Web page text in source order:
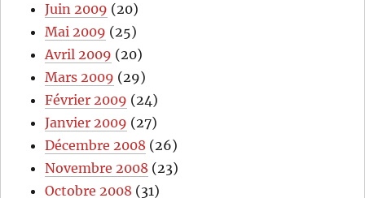
Juin 2009 (20)
Mai 2009 (25)
Avril 2009 (20)
Mars 2009 (29)
Février 2009 (24)
Janvier 2009 (27)
Décembre 2008 (26)
Novembre 2008 (23)
Octobre 2008 (31)